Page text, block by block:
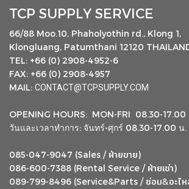
TCP SUPPLY SERVICE
66/88 Moo.10, Phaholyothin rd., Klong 1,
Klongluang, Patumthani 12120
TEL: +66 (0) 2908-4952-6
FAX: +66 (0) 2908-4957
MAIL: CONTACT@TCPSUPPLY.COM
OPENING HOURS: MON-FRI 08.30-17.00
วันและเวลาทำการ: จันทร์-ศุกร์ 08.30-17.00 น.
085-047-9047 (Sales / ฝ่ายขาย)
086-600-7388 (Rental Service / ฝ่ายเช่า)
089-799-8496 (Service&Parts / ซ่อม&อะไ